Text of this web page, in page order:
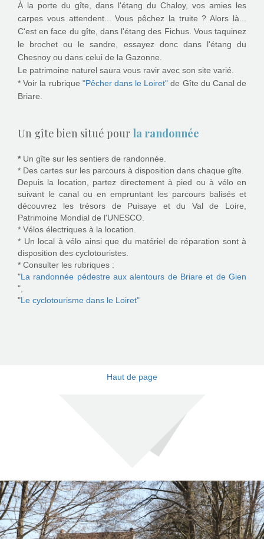
À la porte du gîte, dans l'étang du Chaloy, vos amies les
carpes vous attendent... Vous pêchez la truite ? Alors là...
C'est en face du gîte, dans l'étang des Fichus. Vous taquinez
le brochet ou le sandre, essayez donc dans l'étang du
Chesnoy ou dans celui de la Gazonne.
Le patrimoine naturel saura vous ravir avec son site varié.
* Voir la rubrique "Pêcher dans le Loiret" de Gîte du Canal de
Briare.
Un gîte bien situé pour la randonnée
* Un gîte sur les sentiers de randonnée.
* Des cartes sur les parcours à disposition dans chaque gîte.
Depuis la location, partez directement à pied ou à vélo en
suivant le canal ou en empruntant les parcours balisés et
découvrez les trésors de Puisaye et du Val de Loire,
Patrimoine Mondial de l'UNESCO.
* Vélos électriques à la location.
* Un local à vélo ainsi que du matériel de réparation sont à
disposition des cyclotouristes.
* Consulter les rubriques :
"La randonnée pédestre aux alentours de Briare et de Gien
",
"Le cyclotourisme dans le Loiret"
Haut de page